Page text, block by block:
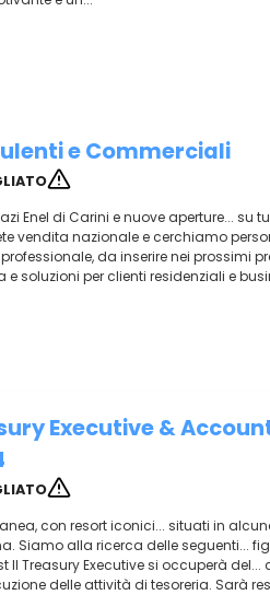
e Commerciali
Enel di Carini e nuove aperture...
vendita nazionale e cerchiamo
da inserire nei prossimi
e soluzioni per clienti residenziali e
Executive &
con resort iconici... situati in
Siamo alla ricerca delle seguenti...
Il Treasury Executive si occuperà
delle attività di tesoreria. Sarà